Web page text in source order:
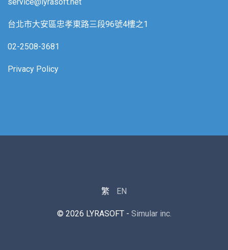
台北市大安區忠孝東路三段96號4樓之1
02-2508-3681
Privacy Policy
繁 EN
© 2026 LYRASOFT - Simular inc.